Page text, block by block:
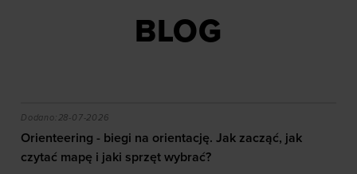
BLOG
efekty daje trening?
Orienteering - biegi na orientację. Jak zacząć, jak
Dodano:28-07-2026
Orienteering - biegi na orientację. Jak zacząć, jak
czytać mapę i jaki sprzęt wybrać?